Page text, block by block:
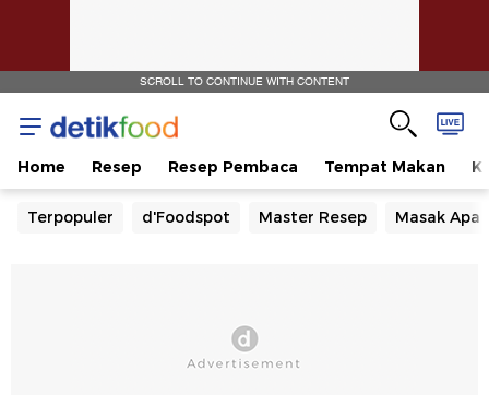
SCROLL TO CONTINUE WITH CONTENT
Home Resep Resep Pembaca Tempat Makan
Terpopuler d'Foodspot Master Resep Masak Apa